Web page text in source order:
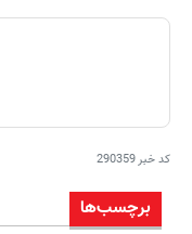
کد خبر290359
برچسب‌ها